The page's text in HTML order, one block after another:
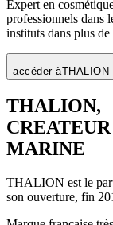
Expert en
professionnels dans
instituts dans plus
accéder àTHALION
THALION,
MARINE
THALION est le
son ouverture, fin